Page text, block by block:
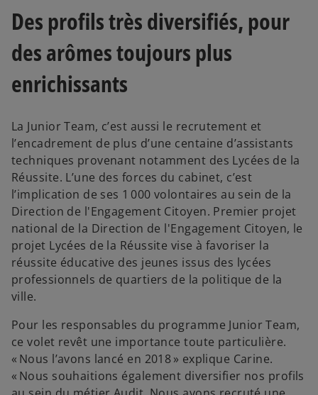
Des profils très diversifiés, pour
des arômes toujours plus
enrichissants
La Junior Team, c’est aussi le recrutement et
l’encadrement de plus d’une centaine d’assistants
techniques provenant notamment des Lycées de la
Réussite. L’une des forces du cabinet, c’est
l’implication de ses 1 000 volontaires au sein de la
Direction de l'Engagement Citoyen. Premier projet
national de la Direction de l'Engagement Citoyen, le
projet Lycées de la Réussite vise à favoriser la
réussite éducative des jeunes issus des lycées
professionnels de quartiers de la politique de la
ville.
Pour les responsables du programme Junior Team,
ce volet revêt une importance toute particulière.
« Nous l’avons lancé en 2018 » explique Carine.
« Nous souhaitions également diversifier nos profils